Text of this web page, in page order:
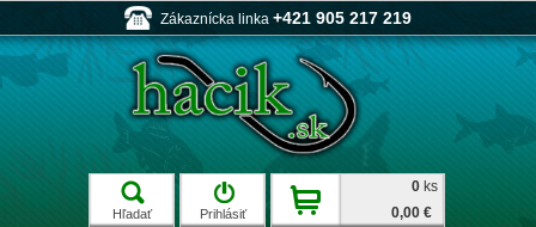
Zákaznícka linka +421 905 217 219
Hľadať Prihlásiť
0 ks
0,00 €